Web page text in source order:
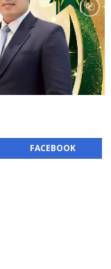
FACEBOOK